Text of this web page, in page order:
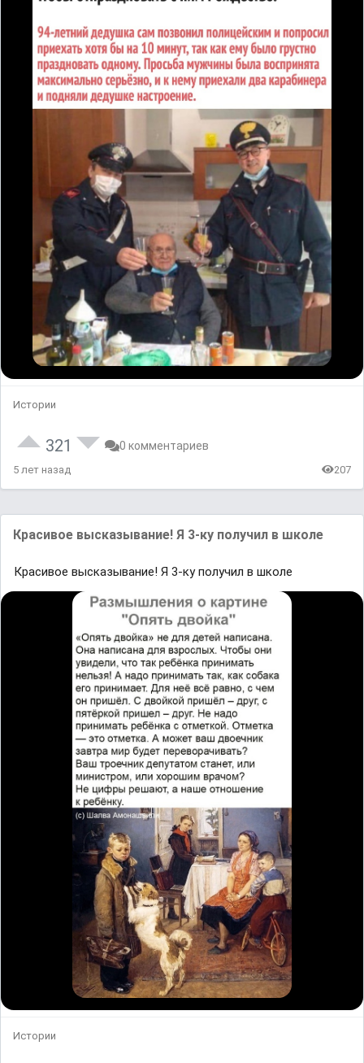
Истории
321 0 комментариев
5 лет назад 207
Красивое высказывание! Я 3-ку получил в школе
Красивое высказывание! Я 3-ку получил в школе
Истории